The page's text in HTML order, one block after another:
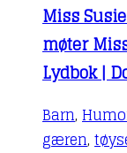
Miss
møter
Lydbok |
Barn,
gæren,